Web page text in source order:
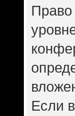
Если